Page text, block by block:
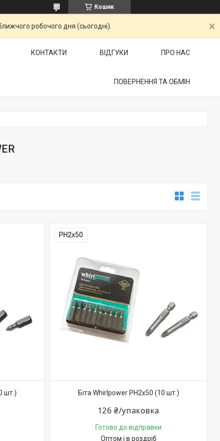
Кошик
робочого дня (сьогодні).
КОНТАКТИ ВІДГУКИ ПРО НАС
ПОВЕРНЕННЯ ТА ОБМІН
шт.)
PH2х50
Біта Whirlpower PH2х50 (10 шт.)
126 ₴/упаковка
Готово до відправки
Оптом і в роздріб